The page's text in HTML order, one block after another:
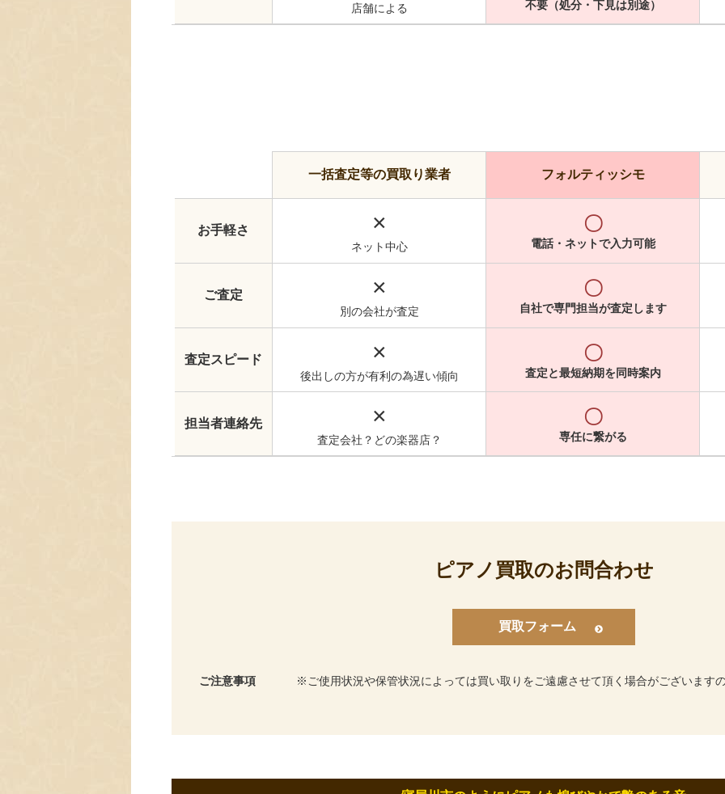
店舗による 不要（処分・下見は別途）
一括査定等の買取り業者 フォルティッシモ
お手軽さ ×
ネット中心
〇
電話・ネットで入力可能
ご査定 ×
別の会社が査定
〇
自社で専門担当が査定します
査定スピード ×
後出しの方が有利の為遅い傾向
〇
査定と最短納期を同時案内
担当者連絡先 ×
査定会社？どの楽器店？
〇
専任に繋がる
ピアノ買取のお問合わせ
買取フォーム
ご注意事項 ご使用状況や保管状況によっては買い取りをご遠慮させて頂く場合がございます